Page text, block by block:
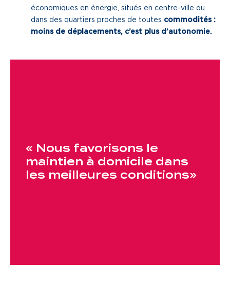
économiques en énergie, situés en centre-ville ou
dans des quartiers proches de toutes commodités :
moins de déplacements, c’est plus d’autonomie.
« Nous favorisons le
maintien à domicile dans
les meilleures conditions»